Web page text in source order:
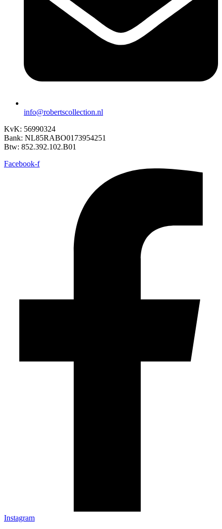
info@robertscollection.nl
KvK: 56990324
Bank: NL85RABO0173954251
Btw: 852.392.102.B01
Facebook-f
Instagram